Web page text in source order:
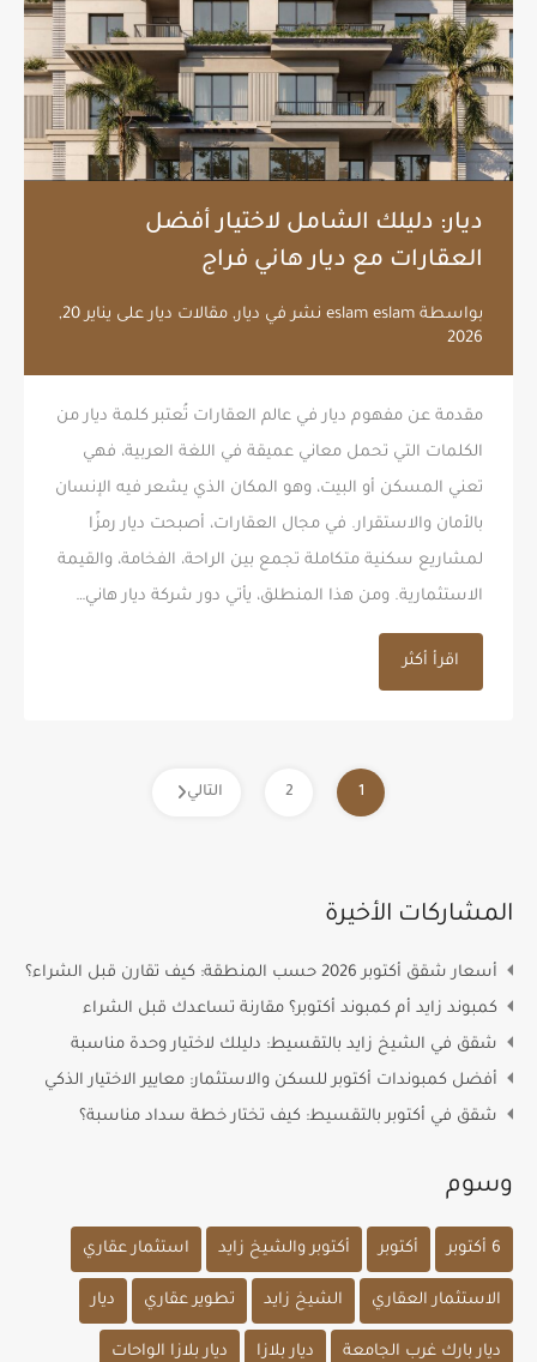
ديار: دليلك الشامل لاختيار أفضل
العقارات مع ديار هاني فراج
بواسطة eslam eslam نشر في ديار , مقالات ديار على
يناير 20,
2026
مقدمة عن مفهوم ديار في عالم العقارات تُعتبر كلمة ديار من
الكلمات التي تحمل معاني عميقة في اللغة العربية، فهي
تعني المسكن أو البيت، وهو المكان الذي يشعر فيه الإنسان
بالأمان والاستقرار. في مجال العقارات، أصبحت ديار رمزًا
لمشاريع سكنية متكاملة تجمع بين الراحة، الفخامة، والقيمة
الاستثمارية. ومن هذا المنطلق، يأتي دور شركة ديار هاني…
اقرأ أكثر
1
2 التالي
المشاركات الأخيرة
أسعار شقق أكتوبر 2026 حسب المنطقة: كيف تقارن قبل الشراء؟
كمبوند زايد أم كمبوند أكتوبر؟ مقارنة تساعدك قبل الشراء
شقق في الشيخ زايد بالتقسيط: دليلك لاختيار وحدة مناسبة
أفضل كمبوندات أكتوبر للسكن والاستثمار: معايير الاختيار الذكي
شقق في أكتوبر بالتقسيط: كيف تختار خطة سداد مناسبة؟
وسوم
6 أكتوبر أكتوبر أكتوبر والشيخ زايد استثمار عقاري
الاستثمار العقاري الشيخ زايد تطوير عقاري ديار
ديار بارك غرب الجامعة ديار بلازا ديار بلازا الواحات